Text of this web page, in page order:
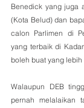
Benedick yang juga
(Kota Belud) dan
calon Parlimen di
yang terbaik di
boleh buat yang
Walaupun DEB
pernah melalaikan